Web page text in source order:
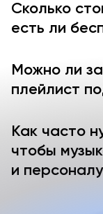
Сколько
есть ли
Можно ли
плейлист
Как часто
чтобы
и